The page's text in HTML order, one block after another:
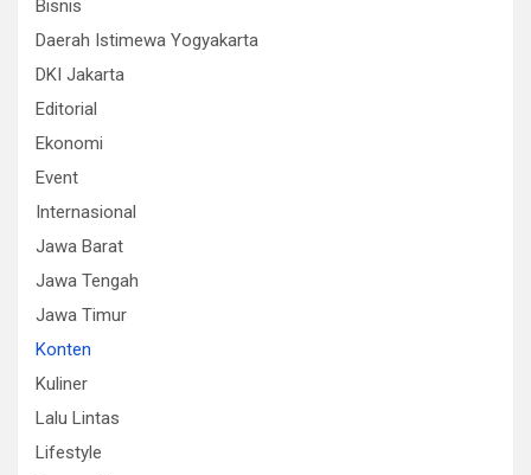
Bisnis
Daerah Istimewa Yogyakarta
DKI Jakarta
Editorial
Ekonomi
Event
Internasional
Jawa Barat
Jawa Tengah
Jawa Timur
Konten
Kuliner
Lalu Lintas
Lifestyle